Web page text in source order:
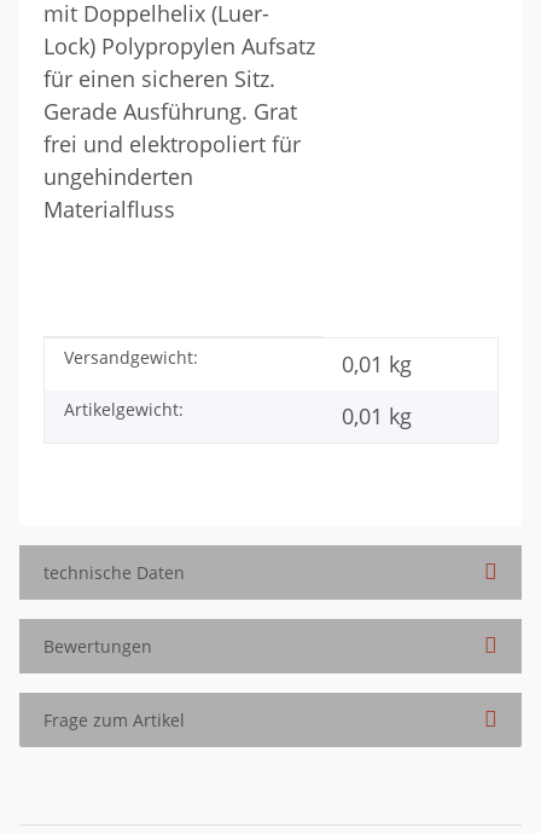
mit Doppelhelix (Luer-
Lock) Polypropylen Aufsatz
für einen sicheren Sitz.
Gerade Ausführung. Grat
frei und elektropoliert für
ungehinderten
Materialfluss
Produkteigenschaft
Wert
Versandgewicht: 0,01 kg
Artikelgewicht: 0,01 kg
technische Daten
Bewertungen
Frage zum Artikel